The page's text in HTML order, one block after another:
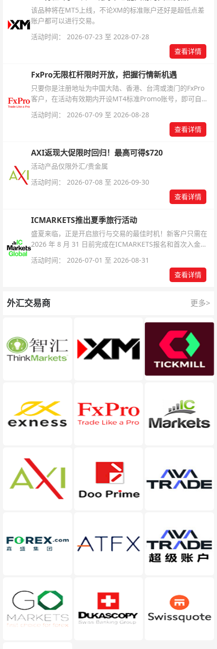
该品种将在MT5上线，不论XM的标准账户还好是超低点差
账户都可以进行交易。
活动时间： 2026-07-23 至 2028-07-28
查看详情
FxPro无限杠杆限时开放，把握行情新机遇
只要你是注册地址为中国大陆、香港、台湾或澳门的FxPro
客户，在活动有效期内开设MT4标准Promo账号，即可自动
活动时间： 2026-07-09 至 2026-08-28
查看详情
AXI返现大促限时回归！最高可得$720
活动产品仅限外汇/贵金属
活动时间： 2026-07-08 至 2026-09-30
查看详情
ICMARKETS推出夏季旅行活动
盛夏来临，正是开启旅行与交易的最佳时机！新客户只需在
2026 年 8 月 31 日前完成在ICMARKETS报名和首次入金即
活动时间： 2026-07-01 至 2026-08-31
查看详情
外汇交易商 更多>